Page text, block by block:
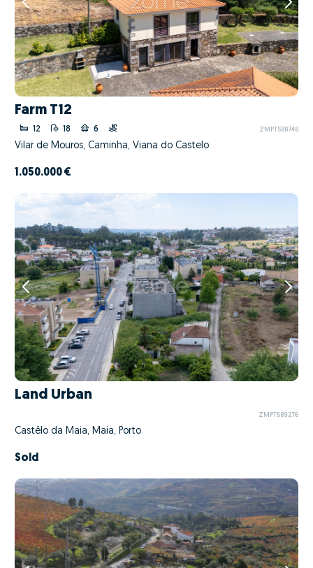
Farm T12
12 18 6 ZMPT588748
Vilar de Mouros, Caminha, Viana do Castelo
1.050.000 €
Land Urban
ZMPT589276
Castêlo da Maia, Maia, Porto
Sold